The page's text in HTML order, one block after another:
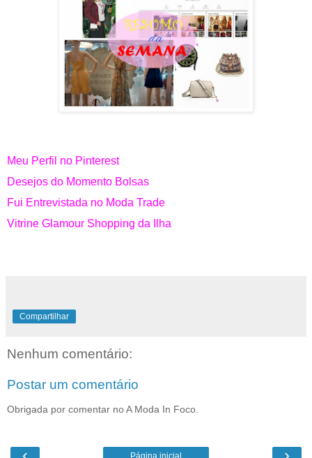
Meu Perfil no Pinterest
Desejos do Momento Bolsas
Fui Entrevistada no Moda Trade
Vitrine Glamour Shopping da Ilha
Compartilhar
Nenhum comentário:
Postar um comentário
Obrigada por comentar no A Moda In Foco.